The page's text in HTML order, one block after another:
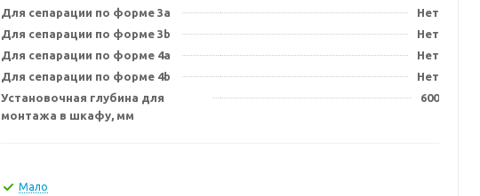
Для сепарации по форме 3a
Нет
Для сепарации по форме 3b
Нет
Для сепарации по форме 4a
Нет
Для сепарации по форме 4b
Нет
Установочная глубина для
монтажа в шкафу, мм
600
Мало